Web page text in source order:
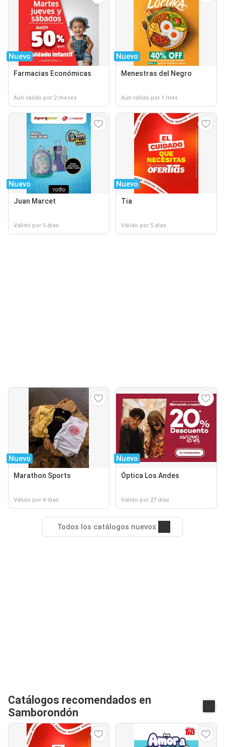
Nuevo
Farmacias Económicas
Aún válido por 2 meses
Nuevo
Menestras del Negro
Aún válido por 1 mes
Nuevo
Juan Marcet
Válido por 5 días
Nuevo
Tia
Válido por 5 días
Nuevo
Marathon Sports
Válido por 4 días
Nuevo
Óptica Los Andes
Válido por 27 días
Todos los catálogos nuevos
Catálogos recomendados en
Samborondón